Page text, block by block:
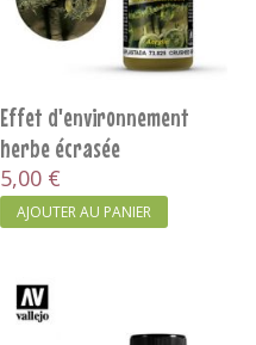
Effet d'environnement
herbe écrasée
5,00 €
AJOUTER AU PANIER